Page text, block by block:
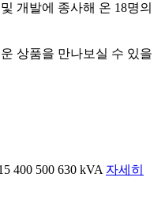
개발에 종사해 온 18명의
상품을 만나보실 수 있을
400 500 630 kVA 자세히